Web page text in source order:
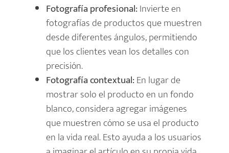
Fotografía profesional:Invierte en
fotografías de productos que muestren
desde diferentes ángulos, permitiendo
que los clientes vean los detalles con
precisión.
Fotografía contextual:En lugar de
mostrar solo el producto en un fondo
blanco, considera agregar imágenes
que muestren cómo se usa el producto
en la vida real. Esto ayuda a los usuarios